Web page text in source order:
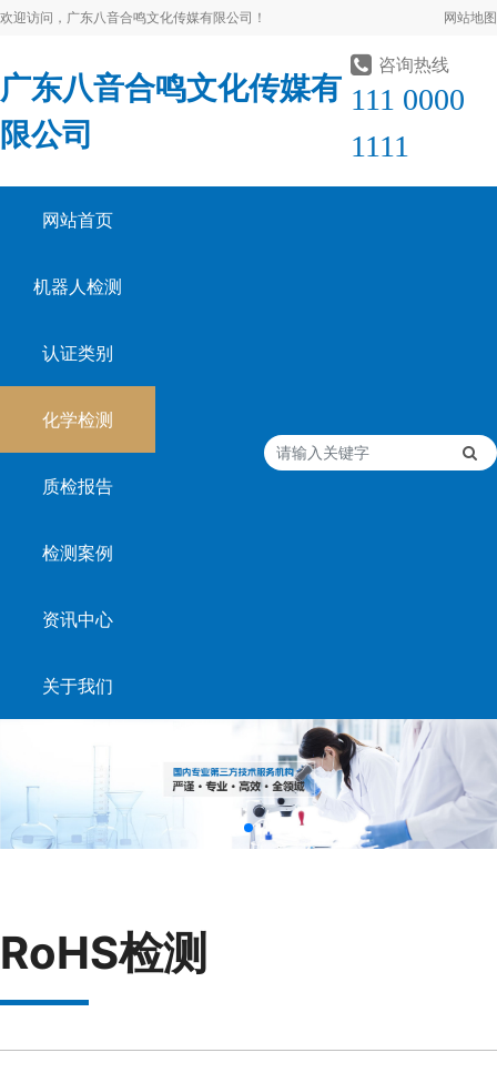
欢迎访问，广东八音合鸣文化传媒有限公司！ 网站地图
广东八音合鸣文化传媒有
限公司
咨询热线
111 0000
1111
网站首页
机器人检测
认证类别
化学检测
质检报告
检测案例
资讯中心
关于我们
RoHS检测